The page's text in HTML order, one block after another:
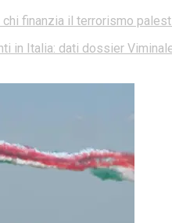
finanzia il terrorismo
in Italia: dati dossier